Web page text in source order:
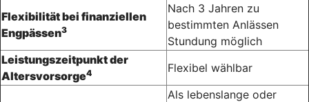
Flexibilität bei finanziellen
Engpässen3
Nach 3 Jahren zu
bestimmten Anlässen
Stundung möglich
Leistungszeitpunkt der
Altersvorsorge4 Flexibel wählbar
Als lebenslange oder